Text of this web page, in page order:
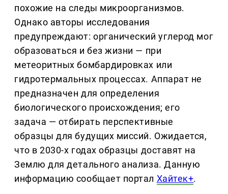
похожие на следы микроорганизмов.
Однако авторы исследования
предупреждают: органический углерод мог
образоваться и без жизни — при
метеоритных бомбардировках или
гидротермальных процессах. Аппарат не
предназначен для определения
биологического происхождения; его
задача — отбирать перспективные
образцы для будущих миссий. Ожидается,
что в 2030-х годах образцы доставят на
Землю для детального анализа. Данную
информацию сообщает портал Хайтек+.